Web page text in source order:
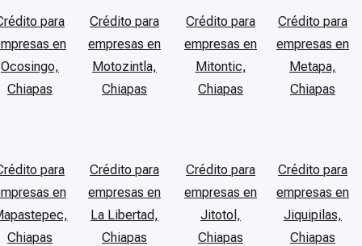
para
en
Ocosingo,
Chiapas
Crédito para
empresas en
Motozintla,
Chiapas
Crédito para
empresas en
Mitontic,
Chiapas
Crédito para
empresas en
Metapa,
Chiapas
para
en
Chiapas
Crédito para
empresas en
La Libertad,
Chiapas
Crédito para
empresas en
Jitotol,
Chiapas
Crédito para
empresas en
Jiquipilas,
Chiapas